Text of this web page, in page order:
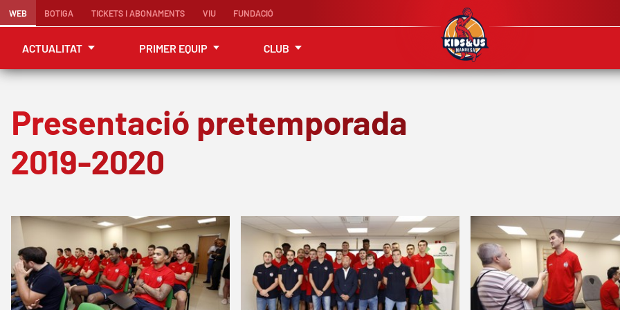
WEB BOTIGA TICKETS I ABONAMENTS VIU FUNDACIÓ
ACTUALITAT PRIMER EQUIP CLUB
Presentació pretemporada
2019-2020